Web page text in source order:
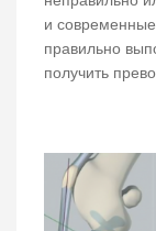
и
правильно
получить